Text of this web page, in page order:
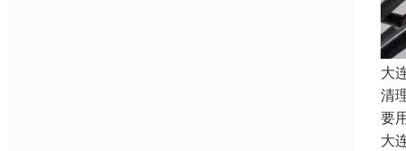
大
清
要
大